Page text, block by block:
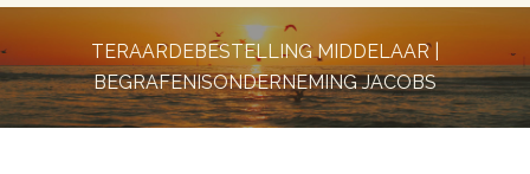
TERAARDEBESTELLING MIDDELAAR |
BEGRAFENISONDERNEMING JACOBS